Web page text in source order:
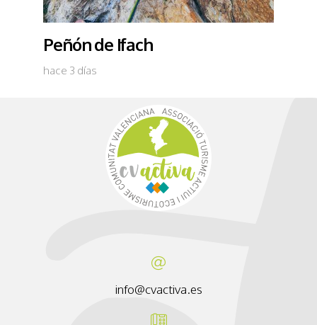
Peñón de Ifach
hace 3 días
info@cvactiva.es